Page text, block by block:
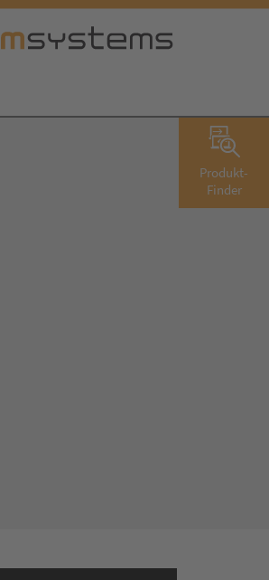
Produkt-
Finder